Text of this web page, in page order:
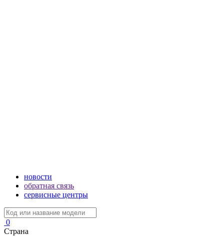
новости
обратная связь
сервисные центры
0
Страна